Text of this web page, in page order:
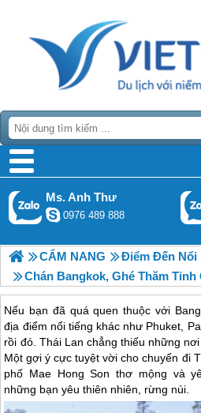
Ms. Anh Thư
0976 489 888
CẨM NANG
Điểm Đến Nổi
Chán Bangkok, Ghé Thăm
Nếu bạn đã quá quen thuộc với
địa điểm nổi tiếng khác như Phuket,
rồi đó. Thái Lan chẳng thiếu những
Một gợi ý cực tuyệt vời cho chuyến đi
phố Mae Hong Son thơ mộng và
những bạn yêu thiên nhiên, rừng núi.